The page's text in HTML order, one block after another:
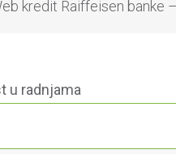
kredit Raiffeisen banke
u radnjama